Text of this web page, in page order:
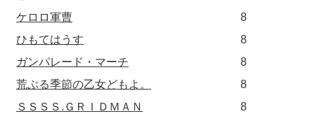
ケロロ軍曹
8
ひもてはうす
8
ガンパレード・マーチ
8
荒ぶる季節の乙女どもよ。
8
ＳＳＳＳ.ＧＲＩＤＭＡＮ
8